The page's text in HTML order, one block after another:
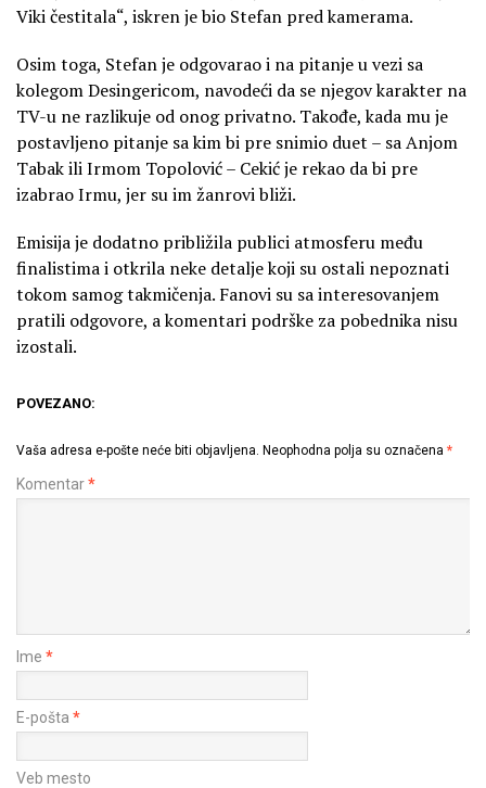
Viki čestitala“, iskren je bio Stefan pred kamerama.
Osim toga, Stefan je odgovarao i na pitanje u vezi sa
kolegom Desingericom, navodeći da se njegov karakter na
TV-u ne razlikuje od onog privatno. Takođe, kada mu je
postavljeno pitanje sa kim bi pre snimio duet – sa Anjom
Tabak ili Irmom Topolović – Cekić je rekao da bi pre
izabrao Irmu, jer su im žanrovi bliži.
Emisija je dodatno približila publici atmosferu među
finalistima i otkrila neke detalje koji su ostali nepoznati
tokom samog takmičenja. Fanovi su sa interesovanjem
pratili odgovore, a komentari podrške za pobednika nisu
izostali.
POVEZANO:
Vaša adresa e-pošte neće biti objavljena. Neophodna polja su označena *
Komentar*
Ime *
E-pošta *
Veb mesto